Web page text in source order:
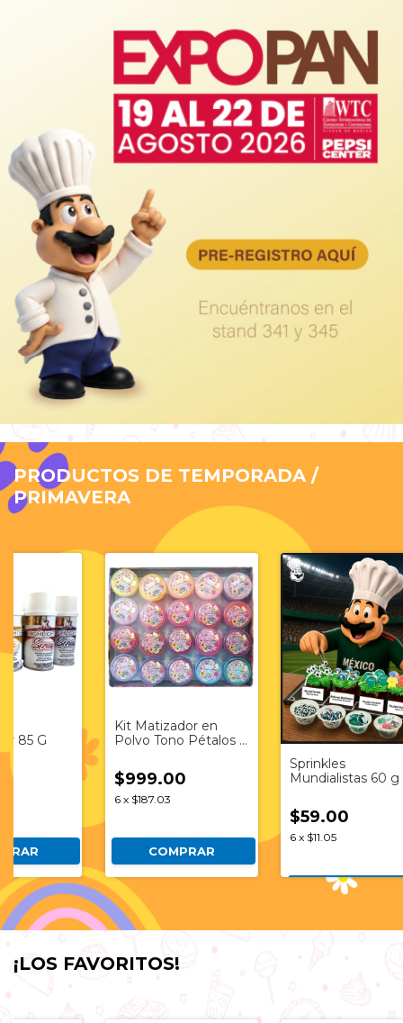
PRODUCTOS DE TEMPORADA /
PRIMAVERA
G
Kit Matizador en
Polvo Tono Pétalos y
Flores
$999.00
$187.03
COMPRAR
Sprinkles
Mundialistas 60 g
$59.00
6 $11.05
COMPRAR
¡LOS FAVORITOS!